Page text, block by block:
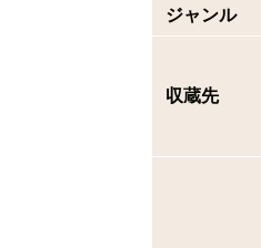
ジャンル
収蔵先